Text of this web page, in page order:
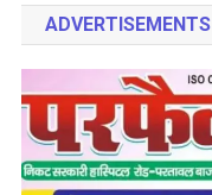
ADVERTISEMENTS